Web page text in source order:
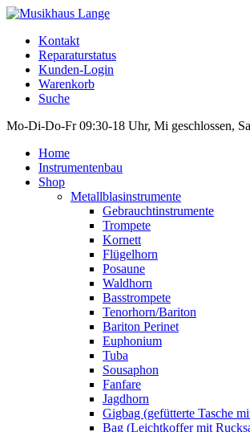
Kontakt
Reparaturstatus
Kunden-Login
Warenkorb
Suche
Mo-Di-Do-Fr 09:30-18 Uhr, Mi geschlossen,
Home
Instrumentenbau
Shop
Metallblasinstrumente
Gebrauchtinstrumente
Trompete
Kornett
Flügelhorn
Posaune
Waldhorn
Basstrompete
Tenorhorn/Bariton
Bariton Perinet
Euphonium
Tuba
Sousaphon
Fanfare
Jagdhorn
Gigbag (gefütterte Tasche
Bag (Leichtkoffer mit